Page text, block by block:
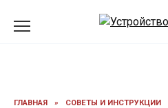
ГЛАВНАЯ » СОВЕТЫ И ИНСТРУКЦИИ